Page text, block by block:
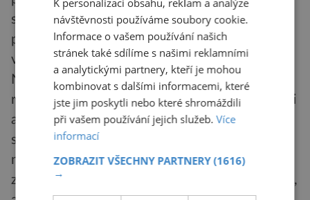
správně pracující raketa dostala zcela mimo
plánovanou letovou dráhu, což řídící počítač
vyhodnotil jako nepřípustnou odchylku.
Nevydal tak povel k oddělení třetího stupně,
raketa tak nemohla dosáhnout oběžné rychlosti
a její trosky dopadly do Lincolnova moře v
severní polární oblasti. Jak poznamenaly
některé ironické komentáře, „CryoSat měl
zkoumat polární oblasti s nevídaným rozlišením,
K personalizaci obsahu, reklam a analýze
návštěvnosti používáme soubory cookie.
Informace o vašem používání našich
stránek také sdílíme s našimi reklamními
a analytickými partnery, kteří je mohou
kombinovat s dalšími informacemi, které
jste jim poskytli nebo které shromáždili
při vašem používání jejich služeb.Více
informací
ZOBRAZIT VŠECHNY PARTNERY(1616)
→